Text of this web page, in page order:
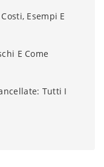
Esempi E
E Come
Tutti I